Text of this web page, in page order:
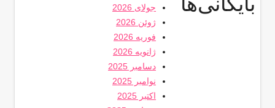
جولای 2026
ژوئن 2026
فوریه 2026
ژانویه 2026
دسامبر 2025
نوامبر 2025
اکتبر 2025